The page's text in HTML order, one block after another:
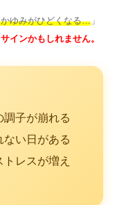
ゆみがひどくなる… 」
インかもしれません。
調子が崩れる
ない日がある
レスが増え